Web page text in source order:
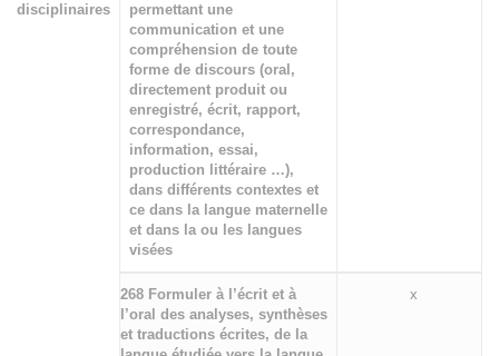
disciplinaires
permettant une
communication et une
compréhension de toute
forme de discours (oral,
directement produit ou
enregistré, écrit, rapport,
correspondance,
information, essai,
production littéraire …),
dans différents contextes et
ce dans la langue maternelle
et dans la ou les langues
visées
268 Formuler à l’écrit et à
l’oral des analyses, synthèses
et traductions écrites, de la
x